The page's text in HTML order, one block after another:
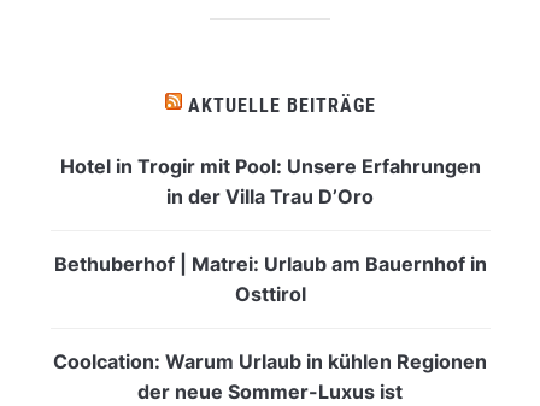
AKTUELLE BEITRÄGE
Hotel in Trogir mit Pool: Unsere Erfahrungen
in der Villa Trau D’Oro
Bethuberhof | Matrei: Urlaub am Bauernhof in
Osttirol
Coolcation: Warum Urlaub in kühlen Regionen
der neue Sommer-Luxus ist